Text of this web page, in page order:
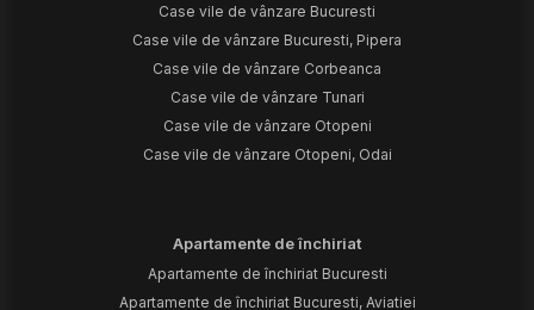
Case vile de vânzare Bucuresti
Case vile de vânzare Bucuresti, Pipera
Case vile de vânzare Corbeanca
Case vile de vânzare Tunari
Case vile de vânzare Otopeni
Case vile de vânzare Otopeni, Odai
Apartamente de închiriat
Apartamente de închiriat Bucuresti
Apartamente de închiriat Bucuresti, Aviatiei